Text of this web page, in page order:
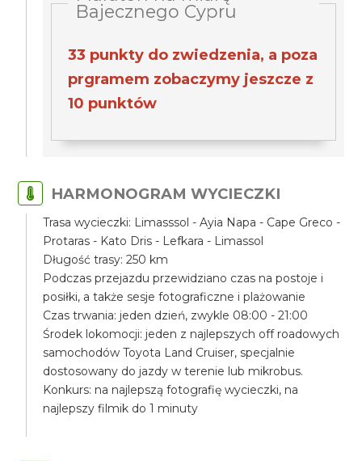
Bajecznego Cypru
33 punkty do zwiedzenia, a poza
prgramem zobaczymy jeszcze z
10 punktów
HARMONOGRAM WYCIECZKI
Trasa wycieczki: Limasssol - Ayia Napa - Cape Greco -
Protaras - Kato Dris - Lefkara - Limassol
Długość trasy: 250 km
Podczas przejazdu przewidziano czas na postoje i
posiłki, a także sesje fotograficzne i plażowanie
Czas trwania: jeden dzień, zwykle 08:00 - 21:00
Środek lokomocji: jeden z najlepszych off roadowych
samochodów Toyota Land Cruiser, specjalnie
dostosowany do jazdy w terenie lub mikrobus.
Konkurs: na najlepszą fotografię wycieczki, na
najlepszy filmik do 1 minuty